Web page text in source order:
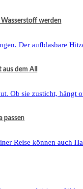
werden
dem All
passen